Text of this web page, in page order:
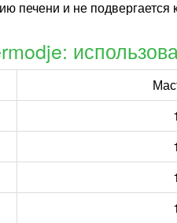
печени и не подвергается